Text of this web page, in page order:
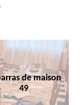
de maison
49